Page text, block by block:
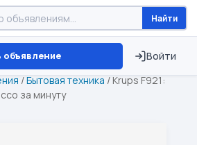
Найти
объявление Войти
Брест ⏱ ТОЛЬКО 15 ДНЕЙ
/Бытовая техника / Krups F921:
за минуту